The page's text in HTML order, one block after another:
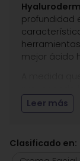
Hyaluroderm
profundidad
mejor ácido
la
es el Ácido
acelera el
Resultados
Leer más
Clasificado en: